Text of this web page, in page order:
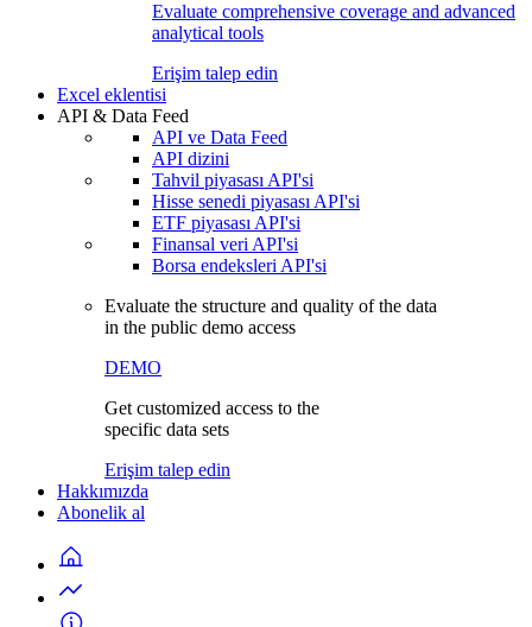
Evaluate comprehensive coverage and advanced
analytical tools
Erişim talep edin
Excel eklentisi
API & Data Feed
API ve Data Feed
API dizini
Tahvil piyasası API'si
Hisse senedi piyasası API'si
ETF piyasası API'si
Finansal veri API'si
Borsa endeksleri API'si
Evaluate the structure and quality of the data
in the public demo access
DEMO
Get customized access to the
specific data sets
Erişim talep edin
Hakkımızda
Abonelik al